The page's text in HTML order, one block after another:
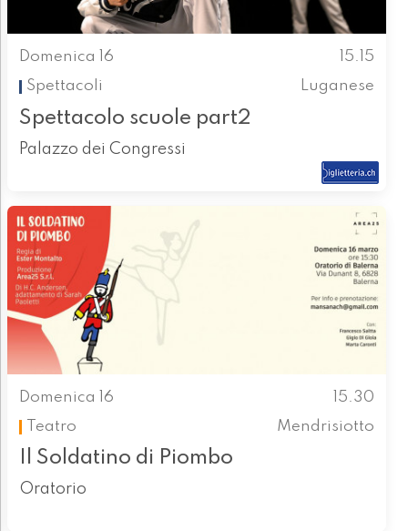
Domenica 16
15.15
Spettacoli
Luganese
Spettacolo scuole part2
Palazzo dei Congressi
Domenica 16
15.30
Teatro
Mendrisiotto
Il Soldatino di Piombo
Oratorio